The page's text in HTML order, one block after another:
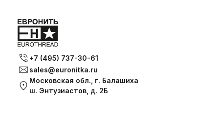
+7 (495) 737-30-61
sales@euronitka.ru
Московская обл., г. Балашиха
ш. Энтузиастов, д. 2Б